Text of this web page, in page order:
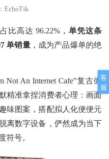
客
服
EchoTik
比高达 96.22%，单凭这条
单销量，成为产品爆单的绝
Not An Internet Cafe”复古做
精准拿捏消费者心理：画面
味图案，搭配拟人化便便元
离数字设备，俨然成为当下
符号。